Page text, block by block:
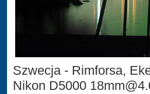
Szwecja - Rimforsa,
Nikon D5000